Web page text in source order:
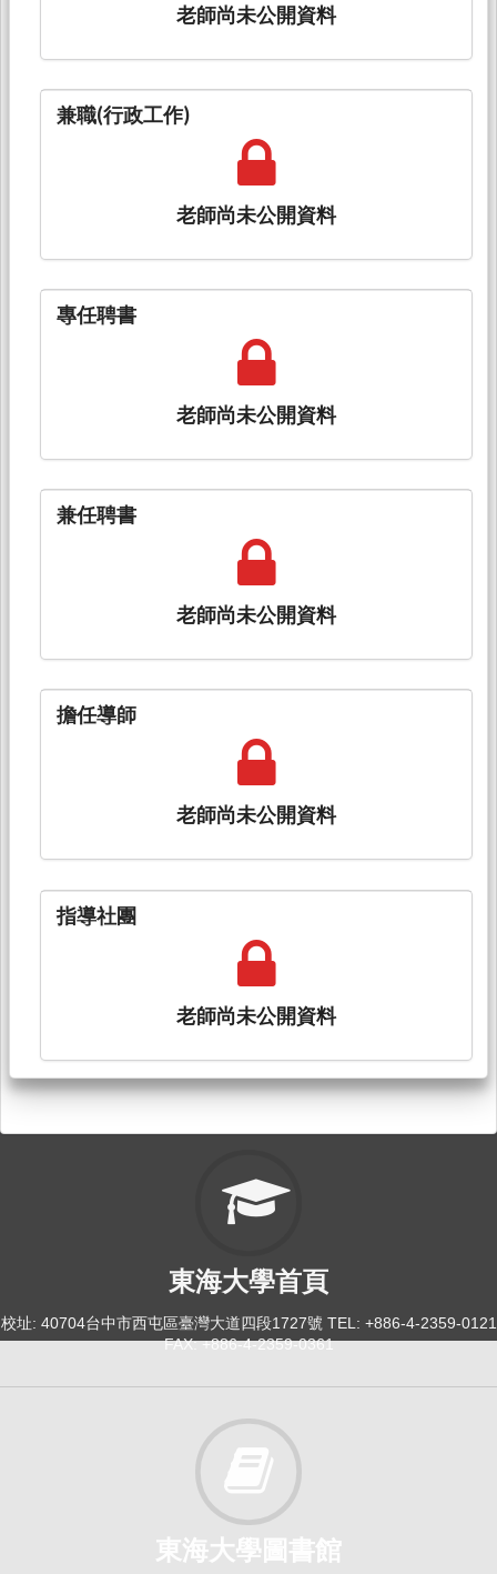
老師尚未公開資料
兼職(行政工作)
老師尚未公開資料
專任聘書
老師尚未公開資料
兼任聘書
老師尚未公開資料
擔任導師
老師尚未公開資料
指導社團
老師尚未公開資料
東海大學首頁
校址: 40704台中市西屯區臺灣大道四段1727號 TEL: +886-4-2359-0121
FAX: +886-4-2359-0361
東海大學圖書館